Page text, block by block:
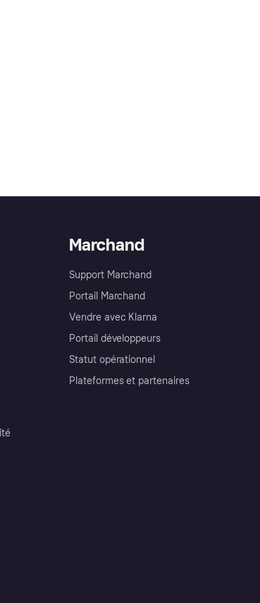
Marchand
Support Marchand
Portail Marchand
Vendre avec Klarna
Portail développeurs
Statut opérationnel
Plateformes et partenaires